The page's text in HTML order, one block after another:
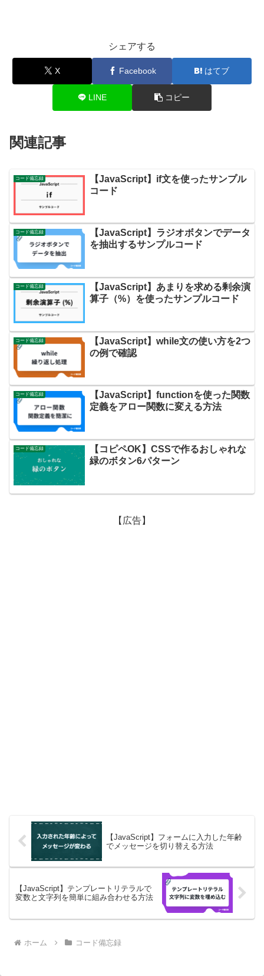
シェアする
X Facebook はてブ
LINE コピー
関連記事
コード備忘録
【JavaScript】if文を使ったサンプル
コード
コード備忘録
【JavaScript】ラジオボタンでデータ
を抽出するサンプルコード
コード備忘録
【JavaScript】あまりを求める剰余演
算子（%）を使ったサンプルコード
コード備忘録
【JavaScript】while文の使い方を2つ
の例で確認
コード備忘録
【JavaScript】functionを使った関数
定義をアロー関数に変える方法
コード備忘録
【コピペOK】CSSで作るおしゃれな
緑のボタン6パターン
【広告】
【JavaScript】フォームに入力した年齢
でメッセージを切り替える方法
【JavaScript】テンプレートリテラルで
変数と文字列を簡単に組み合わせる方法
ホーム コード備忘録